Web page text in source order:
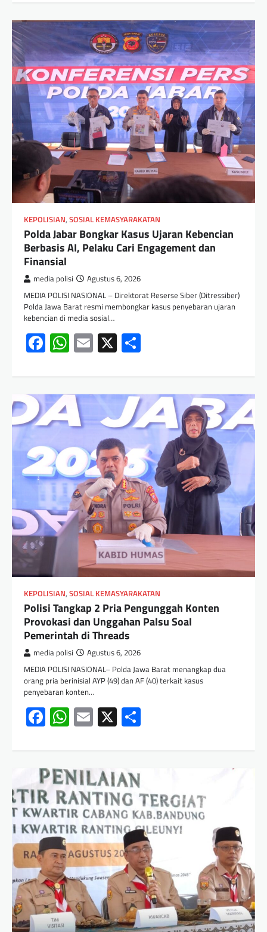
KEPOLISIAN, SOSIAL KEMASYARAKATAN
Polda Jabar Bongkar Kasus Ujaran Kebencian
Berbasis AI, Pelaku Cari Engagement dan
Finansial
media polisi Agustus 6, 2026
MEDIA POLISI NASIONAL – Direktorat Reserse Siber (Ditressiber)
Polda Jawa Barat resmi membongkar kasus penyebaran ujaran
kebencian di media sosial…
Facebook
WhatsApp
Email
X
KEPOLISIAN, SOSIAL KEMASYARAKATAN
Polisi Tangkap 2 Pria Pengunggah Konten
Provokasi dan Unggahan Palsu Soal
Pemerintah di Threads
media polisi Agustus 6, 2026
MEDIA POLISI NASIONAL– Polda Jawa Barat menangkap dua
orang pria berinisial AYP (49) dan AF (40) terkait kasus
penyebaran konten…
Facebook
WhatsApp
Email
X